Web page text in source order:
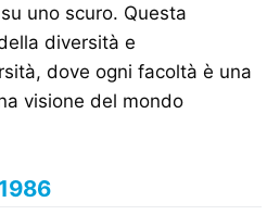
uno scuro. Questa
diversità e
dove ogni facoltà è una
visione del mondo
1986